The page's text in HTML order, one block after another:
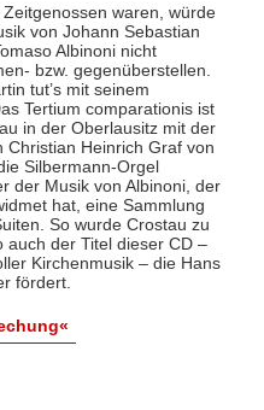
waren, würde
von Johann Sebastian
Albinoni nicht
bzw. gegenüberstellen.
tut’s mit seinem
Tertium comparationis ist
in der Oberlausitz mit der
Heinrich Graf von
Silbermann-Orgel
der Musik von Albinoni, der
hat, eine Sammlung
So wurde Crostau zu
auch der Titel dieser CD –
Kirchenmusik – die Hans
fördert.